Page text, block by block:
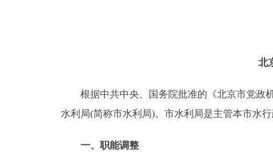
政民互动
12345网上接诉即办
北
根据中共中央、国务院批准的《北京市党政机
水利局(简称市水利局)。市水利局是主管本市水
一、职能调整